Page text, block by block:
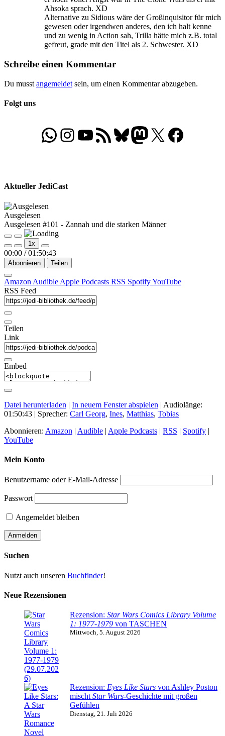
Ahsoka sprach. XD
Alternative zu Sidious wäre der Großinquisitor für mich
gewesen oder irgendwen anderes, den ich halt kenne
und zu wenig in Action sah, Trilla hätte mich z.B. total
gefreut, grade mit den Titel als 2. Schwester. XD
Schreibe einen Kommentar
Du musst angemeldet sein, um einen Kommentar abzugeben.
Folgt uns
WhatsApp
Folgt uns auf Instagram
Besucht unseren YouTube-Kanal
RSS-FeedBluesky
Folgt uns auf Mastodon
X Folgt uns auf
Aktueller JediCast
Ausgelesen
Ausgelesen #101 - Zannah und die starken Männer
Play
Episode
Pause
Episode
1x
00:00 / 01:50:43
Abonnieren Teilen
Amazon Audible Apple Podcasts RSS SpotifyYouTube
RSS Feed
Teilen
Link
Embed
Datei herunterladen | In neuem Fenster abspielen | Audiolänge:
01:50:43 | Sprecher: Carl Georg, Ines, Matthias, Tobias
Abonnieren: Amazon | Audible | Apple Podcasts | RSS | Spotify |
YouTube
Mein Konto
Benutzername oder E-Mail-Adresse
Passwort
Angemeldet bleiben
Suchen
Nutzt auch unseren Buchfinder!
Neue Rezensionen
Rezension: Star Wars Comics Library Volume
1: 1977-1979 von TASCHEN
Mittwoch, 5. August 2026
Rezension: Eyes Like Stars von Ashley Poston
mischt Star Wars-Geschichte mit großen
Gefühlen
Dienstag, 21. Juli 2026